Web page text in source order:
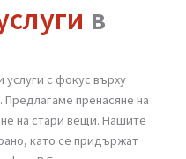
в
услуги с фокус върху
Предлагаме пренасяне на
на стари вещи. Нашите